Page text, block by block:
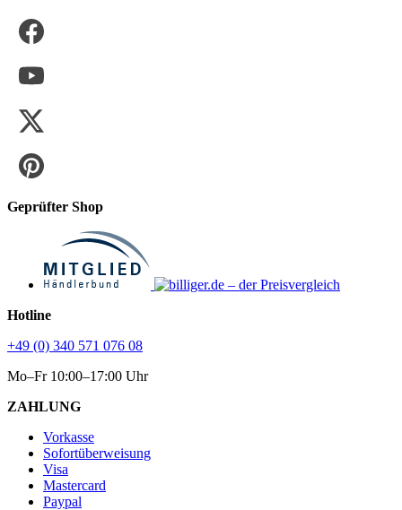
Geprüfter Shop
Hotline
+49 (0) 340 571 076 08
Mo–Fr 10:00–17:00 Uhr
ZAHLUNG
Vorkasse
Sofortüberweisung
Visa
Mastercard
Paypal